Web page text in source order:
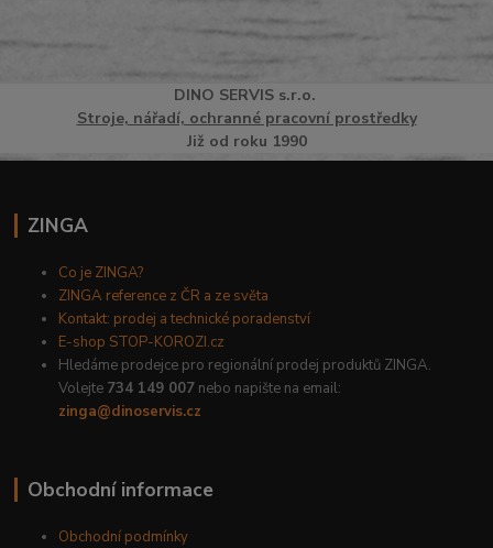
DINO SERVISs.r.o.
Stroje, nářadí, ochranné pracovní prostředky
Již od roku 1990
ZINGA
Co je ZINGA?
ZINGA reference z ČR a ze světa
Kontakt: prodej a technické poradenství
E-shop STOP-KOROZI.cz
Hledáme prodejce pro regionální prodej produktů ZINGA.
Volejte 734 149 007 nebo napište na email:
zinga@dinoservis.cz
Obchodní informace
Obchodní podmínky